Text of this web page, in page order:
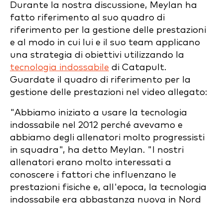
Durante la nostra discussione, Meylan ha
fatto riferimento al suo quadro di
riferimento per la gestione delle prestazioni
e al modo in cui lui e il suo team applicano
una strategia di obiettivi utilizzando la
tecnologia indossabile di Catapult.
Guardate il quadro di riferimento per la
gestione delle prestazioni nel video allegato:
"Abbiamo iniziato a usare la tecnologia
indossabile nel 2012 perché avevamo e
abbiamo degli allenatori molto progressisti
in squadra", ha detto Meylan. "I nostri
allenatori erano molto interessati a
conoscere i fattori che influenzano le
prestazioni fisiche e, all'epoca, la tecnologia
indossabile era abbastanza nuova in Nord